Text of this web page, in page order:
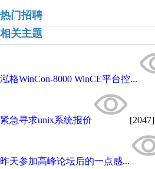
热门招聘
相关主题
泓格WinCon-8000 WinCE平台控...
紧急寻求unix系统报价 [2047]
昨天参加高峰论坛后的一点感...